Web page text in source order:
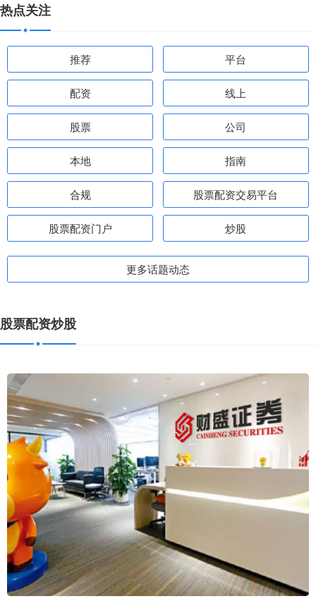
热点关注
推荐 平台
配资 线上
股票 公司
本地 指南
合规 股票配资交易平台
股票配资门户 炒股
更多话题动态
股票配资炒股